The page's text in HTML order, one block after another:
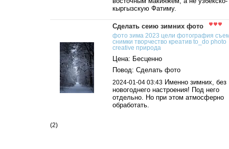
кыргызскую Фатиму.
Сделать сеию зимних фото
фото зима 2023 цели фотография
снимки творчество креатив to_do photo
creative природа
Цена: Бесценно
Повод: Сделать фото
2024-01-04 03:43 Именно зимних, без
новогоднего настроения! Под него
отдельно. Но при этом атмосферно
обработать.
(2)